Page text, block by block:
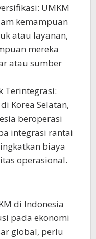
UMKM
kemampuan
atau layanan,
mereka
atau sumber
Terintegrasi:
Korea Selatan,
beroperasi
integrasi rantai
biaya
operasional.
di Indonesia
pada ekonomi
global, perlu